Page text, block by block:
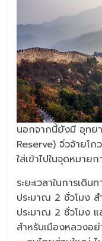
นอกจากนี้ยังมี อุทย
Reserve) จิ่วจ้ายโ
ใส่เข้าไปในจุดหมาย
ระยะเวลาในการเดิน
ประมาณ 2 ชั่วโมง ส
ประมาณ 2 ชั่วโมง
สำหรับเมืองหลวงอ